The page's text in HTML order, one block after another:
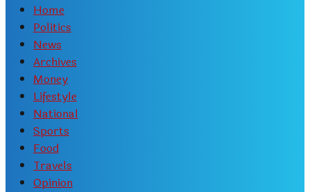
Home
Politics
News
Archives
Money
Lifestyle
National
Sports
Food
Travels
Opinion